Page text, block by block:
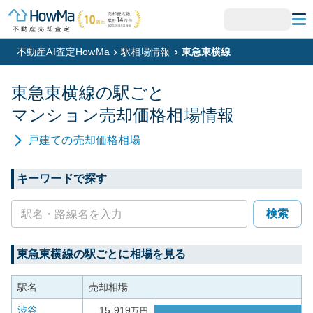
不動産AI査定HowMa 駅相場情報 東急東横線
東急東横線の駅ごと
マンション売却価格相場情報
戸建ての売却価格相場
キーワードで探す
検索
東急東横線の駅ごとに相場を見る
駅名 売却相場
渋谷 15,919万円